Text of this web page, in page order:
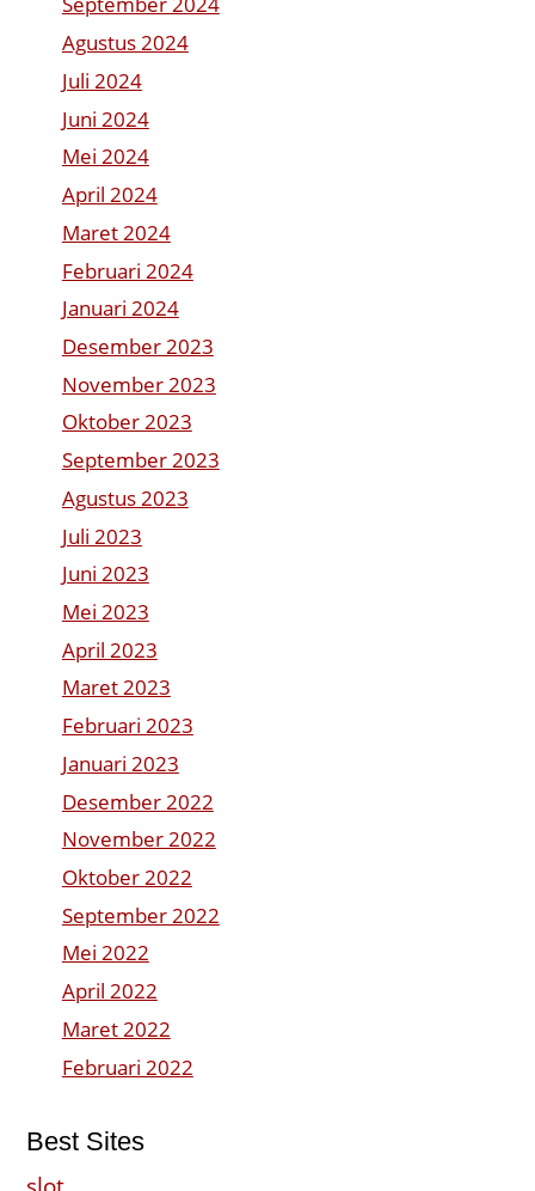
Agustus 2024
Juli 2024
Juni 2024
Mei 2024
April 2024
Maret 2024
Februari 2024
Januari 2024
Desember 2023
November 2023
Oktober 2023
September 2023
Agustus 2023
Juli 2023
Juni 2023
Mei 2023
April 2023
Maret 2023
Februari 2023
Januari 2023
Desember 2022
November 2022
Oktober 2022
September 2022
Mei 2022
April 2022
Maret 2022
Februari 2022
Best Sites